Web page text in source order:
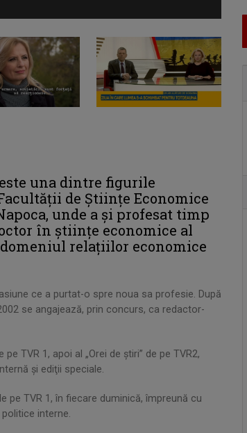
una dintre figurile
de Ştiinţe Economice
unde a și profesat timp
în ştiinţe economice al
relaţiilor economice
ce a purtat-o spre noua sa profesie. După
se angajează, prin concurs, ca redactor-
TVR 1, apoi al „Orei de ştiri” de pe TVR2,
şi ediţii speciale.
pe TVR 1, în fiecare duminică, împreună cu
interne.